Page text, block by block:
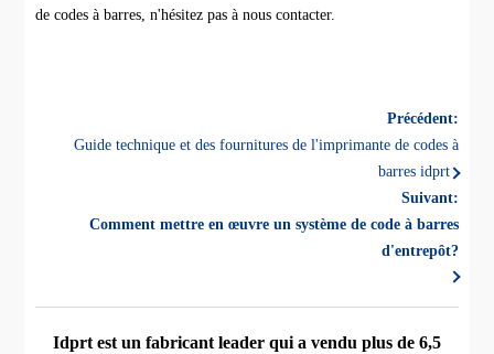
de codes à barres, n'hésitez pas à nous contacter.
Précédent:
Guide technique et des fournitures de l'imprimante de codes à
barres idprt
Suivant:
Comment mettre en œuvre un système de code à barres
d'entrepôt?
Idprt est un fabricant leader qui a vendu plus de 6,5